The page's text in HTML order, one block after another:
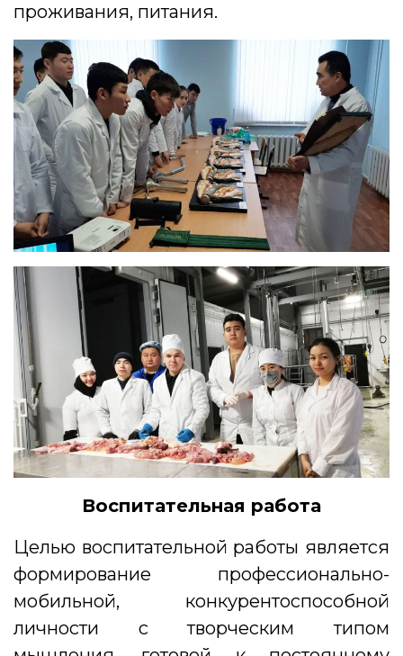
проживания, питания.
Воспитательная работа
Целью воспитательной работы является
формирование профессионально-
мобильной, конкурентоспособной
личности с творческим типом